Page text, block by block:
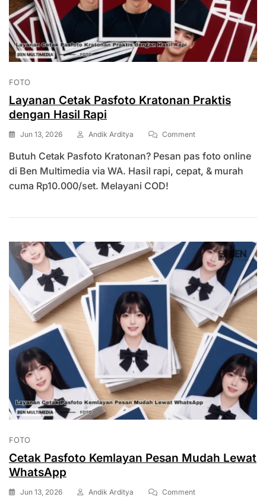
FOTO
Layanan Cetak Pasfoto Kratonan Praktis
dengan Hasil Rapi
Jun 13, 2026 Andik Arditya CommentOn
Cetak
Pasfoto
Kratonan
Butuh Cetak Pasfoto Kratonan? Pesan pas foto online
di Ben Multimedia via WA. Hasil rapi, cepat, & murah
cuma Rp10.000/set. Melayani COD!
FOTO
Cetak Pasfoto Kemlayan Pesan Mudah Lewat
WhatsApp
Jun 13, 2026 Andik Arditya CommentOn